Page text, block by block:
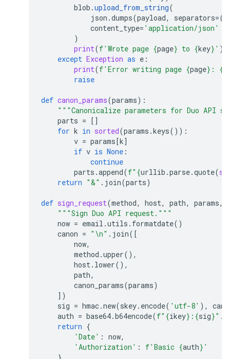
blob .upload_from_string(
json .dumps(payload, separators=(
content_type= 'application/json'
)
print(f'Wrote page {page} to {key} ' )
except Exception as e :
print(f'Error writing page {page} : {
raise
def canon_params(params):
"""Canonicalize parameters for Duo API
parts = []
for k in sorted(params .keys()):
v = params[k]
if v is None :
continue
parts .append(f" {urllib .parse.quote(
return "&" . join(parts)
def sign_request(method, host, path, params,
"""Sign Duo API request."""
now = email .utils . formatdate()
canon = " \n" . join([
now,
method .upper(),
host. lower(),
path,
canon_params(params)
])
sig = hmac.new(skey. encode( 'utf-8' ),
auth = base64.b64encode(f" {ikey} : {sig}" .
return {
'Date' : now,
'Authorization' : f'Basic {auth} '